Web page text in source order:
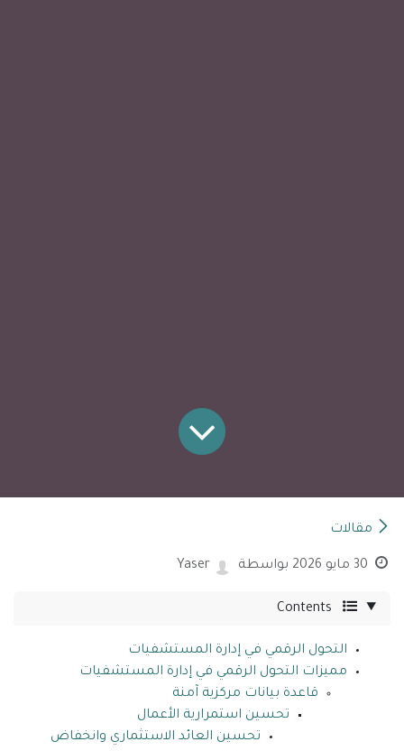
مقالات
30 مايو 2026 بواسطة Yaser
Contents
التحول الرقمي في إدارة المستشفيات
مميزات التحول الرقمي في إدارة المستشفيات
قاعدة بيانات مركزية آمنة
تحسين استمرارية الأعمال
تحسين العائد الاستثماري وانخفاض